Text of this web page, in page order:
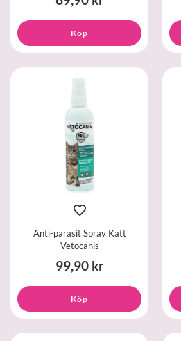
Köp
Anti-parasit Spray Katt
Vetocanis
99,90 kr
Köp